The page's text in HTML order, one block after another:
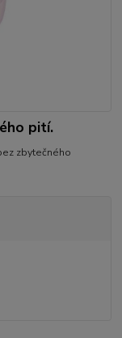
pití.
zbytečného